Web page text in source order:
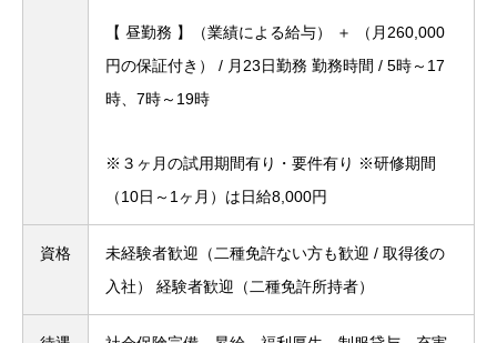
【 昼勤務 】（業績による給与） ＋ （月260,000
円の保証付き） / 月23日勤務 勤務時間 / 5時～17
時、7時～19時
※３ヶ月の試用期間有り・要件有り ※研修期間
（10日～1ヶ月）は日給8,000円
資格
未経験者歓迎（二種免許ない方も歓迎 / 取得後の
入社）
経験者歓迎（二種免許所持者）